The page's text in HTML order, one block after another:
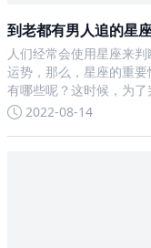
到老都有男人追的星
人们经常会使用星座来
运势，那么，星座的重
有哪些呢？这时候，为了
2022-08-14